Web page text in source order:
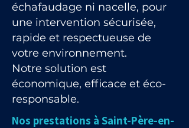
échafaudage ni nacelle, pour
une intervention sécurisée,
rapide et respectueuse de
votre environnement.
Notre solution est
économique, efficace et éco-
responsable.
Nos prestations à Saint-Père-en-